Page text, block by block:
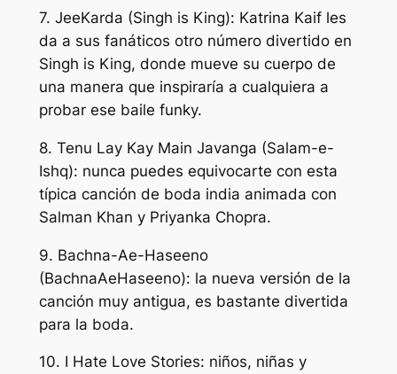
7. JeeKarda (Singh is King): Katrina Kaif les
da a sus fanáticos otro número divertido en
Singh is King, donde mueve su cuerpo de
una manera que inspiraría a cualquiera a
probar ese baile funky.
8. Tenu Lay Kay Main Javanga (Salam-e-
Ishq): nunca puedes equivocarte con esta
típica canción de boda india animada con
Salman Khan y Priyanka Chopra.
9. Bachna-Ae-Haseeno
(BachnaAeHaseeno): la nueva versión de la
canción muy antigua, es bastante divertida
para la boda.
10. I Hate Love Stories: niños, niñas y